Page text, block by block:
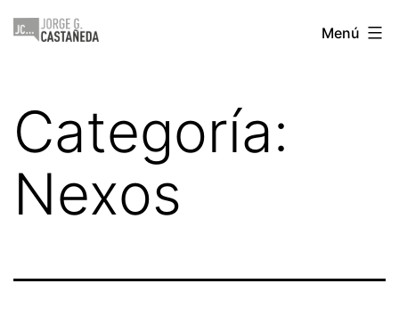
Saltar
Jorge
Menú
Categoría:
Nexos